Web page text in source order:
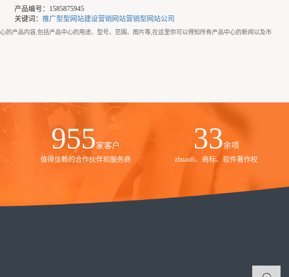
产品编号：1585875945
关键词： 推广型型网站建设营销网站营销型网站公司
的产品内容,包括产品中心的用途、型号、范围、图片等,在这里你可以得知所有产品中心的新闻以及市
1000家客户
值得信赖的合作伙伴和服务商
35余项
zhuanli、商标、软件著作权